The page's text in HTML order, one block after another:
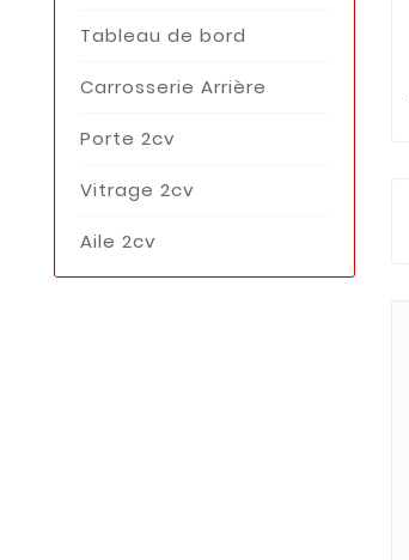
Tableau de bord
Carrosserie Arrière
Porte 2cv
Vitrage 2cv
Aile 2cv